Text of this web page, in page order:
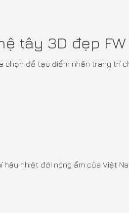
tây 3D đẹp
để tạo điểm nhấn trang trí
hậu nhiệt đới nóng ẩm của Việt